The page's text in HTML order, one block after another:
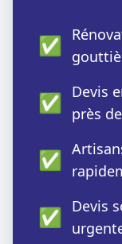
✅
✅ Devis
près
✅
✅ Devis